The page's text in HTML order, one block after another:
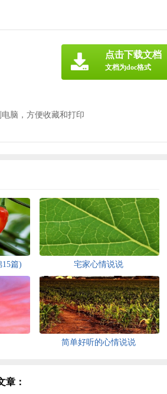
脑，方便收藏和打印
点击下载文档
文档为doc格式
篇) 宅家心情说说
简单好听的心情说说
章：